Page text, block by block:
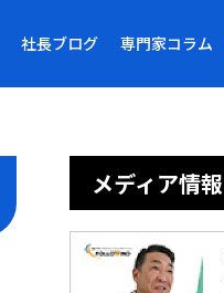
社長ブログ 専門家コラム
メディア情報